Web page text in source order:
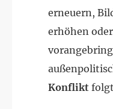
erneuern,
erhöhen
Konflikt